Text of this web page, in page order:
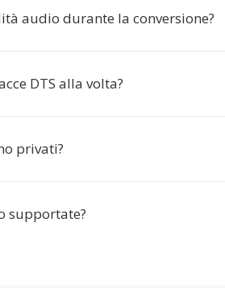
audio durante la conversione?
DTS alla volta?
privati?
supportate?